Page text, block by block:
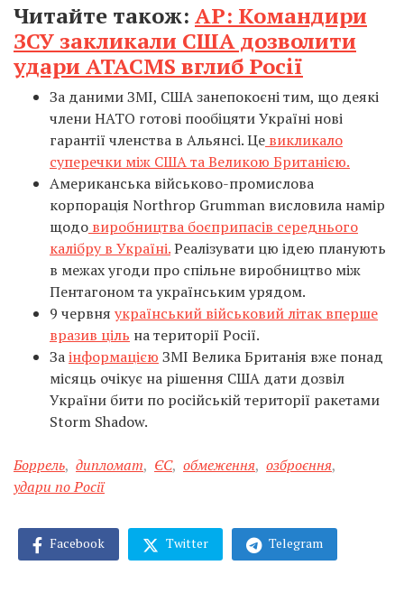
Читайте також: AP: Командири
ЗСУ закликали США дозволити
удари ATACMS вглиб Росії
За даними ЗМІ, США занепокоєні тим, що деякі
члени НАТО готові пообіцяти Україні нові
гарантії членства в Альянсі. Це викликало
суперечки між США та Великою Британією.
Американська військово-промислова
корпорація Northrop Grumman висловила намір
щодо виробництва боєприпасів середнього
калібру в Україні.Реалізувати цю ідею планують
в межах угоди про спільне виробництво між
Пентагоном та українським урядом.
9 червня український військовий літак вперше
вразив ціль на території Росії.
Заінформацією ЗМІ Велика Британія вже понад
місяць очікує на рішення США дати дозвіл
України бити по російській території ракетами
Storm Shadow.
Боррель, дипломат, ЄС, обмеження, озброєння,
удари по Росії
Facebook Twitter Telegram